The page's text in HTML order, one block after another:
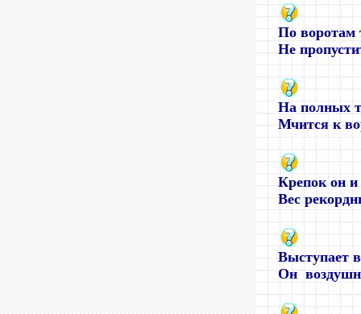
По воротам
Не
На полных
Мчится к
Крепок он и
Вес
Выступает
Он